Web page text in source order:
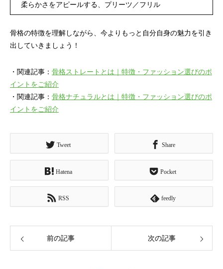
柔らかさをアピールする、プリーツ／フリル
骨格の特徴を理解しながら、今よりもっと自分自身の魅力を引き
出していきましょう！
・関連記事： 骨格ストレートとは｜特徴・ファッション選びのポ
イントをご紹介
・関連記事： 骨格ナチュラルとは｜特徴・ファッション選びのポ
イントをご紹介
Tweet Share
Hatena Pocket
RSS feedly
前の記事 次の記事